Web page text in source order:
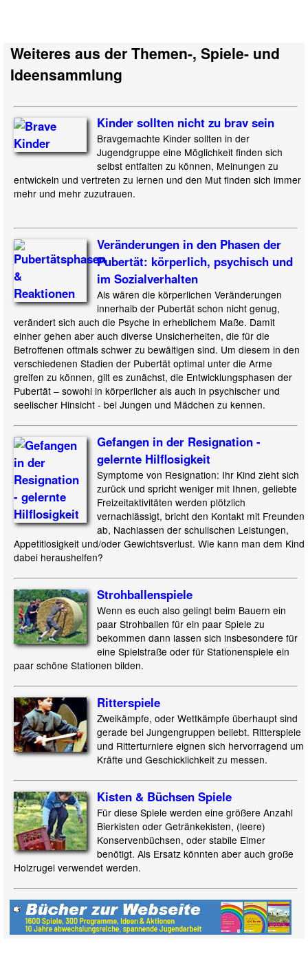
Weiteres aus der Themen-, Spiele- und
Ideensammlung
Kinder sollten nicht zu brav sein
Bravgemachte Kinder sollten in der
Jugendgruppe eine Möglichkeit finden sich
selbst entfalten zu können, Meinungen zu
entwickeln und vertreten zu lernen und den Mut finden sich immer
mehr und mehr zuzutrauen.
Veränderungen in den Phasen der
Pubertät: körperlich, psychisch und
im Sozialverhalten
Als wären die körperlichen Veränderungen
innerhalb der Pubertät schon nicht genug,
verändert sich auch die Psyche in erheblichem Maße. Damit
einher gehen aber auch diverse Unsicherheiten, die für die
Betroffenen oftmals schwer zu bewältigen sind. Um diesem in den
verschiedenen Stadien der Pubertät optimal unter die Arme
greifen zu können, gilt es zunächst, die Entwicklungsphasen der
Pubertät – sowohl in körperlicher als auch in psychischer und
seelischer Hinsicht - bei Jungen und Mädchen zu kennen.
Gefangen in der Resignation -
gelernte Hilflosigkeit
Symptome von Resignation: Ihr Kind zieht sich
zurück und spricht weniger mit Ihnen, geliebte
Freizeitaktivitäten werden plötzlich
vernachlässigt, bricht den Kontakt mit Freunden
ab, Nachlassen der schulischen Leistungen,
Appetitlosigkeit und/oder Gewichtsverlust. Wie kann man dem Kind
dabei heraushelfen?
Strohballenspiele
Wenn es euch also gelingt beim Bauern ein
paar Strohballen für ein paar Spiele zu
bekommen dann lassen sich insbesondere für
eine Spielstraße oder für Stationenspiele ein
paar schöne Stationen bilden.
Ritterspiele
Zweikämpfe, oder Wettkämpfe überhaupt sind
gerade bei Jungengruppen beliebt. Ritterspiele
und Ritterturniere eignen sich hervorragend um
Kräfte und Geschicklichkeit zu messen.
Kisten & Büchsen Spiele
Für diese Spiele werden eine größere Anzahl
Bierkisten oder Getränkekisten, (leere)
Konservenbüchsen, oder stabile Eimer
benötigt. Als Ersatz könnten aber auch große
Holzrugel verwendet werden.